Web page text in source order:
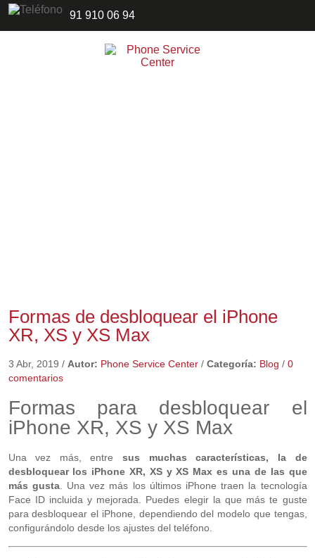
91 910 06 94
Formas de desbloquear el iPhone
XR, XS y XS Max
3 Abr, 2019 / Autor: Phone Service Center/ Categoría: Blog / 0
comentarios
Formas para desbloquear el
iPhone XR, XS y XS Max
Una vez más, entre sus muchas características, la de
desbloquear los iPhone XR, XS y XS Max es una de las que
más gusta. Una vez más los últimos iPhone traen la tecnología
Face ID incluida y mejorada. Puedes elegir la que más te guste
para desbloquear el iPhone, dependiendo del modelo que tengas,
configurándolo desde los ajustes del teléfono.